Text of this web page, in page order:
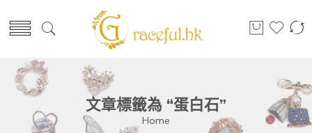
文章標籤為 “蛋白石”
Home